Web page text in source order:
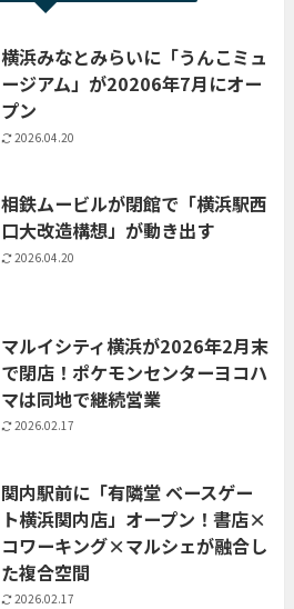
横浜みなとみらいに「うんこミュ
ージアム」が20206年7月にオー
プン
2026.04.20
相鉄ムービルが閉館で「横浜駅西
口大改造構想」が動き出す
2026.04.20
マルイシティ横浜が2026年2月末
で閉店！ポケモンセンターヨコハ
マは同地で継続営業
2026.02.17
関内駅前に「有隣堂 ベースゲー
ト横浜関内店」オープン！書店×
コワーキング×マルシェが融合し
た複合空間
2026.02.17